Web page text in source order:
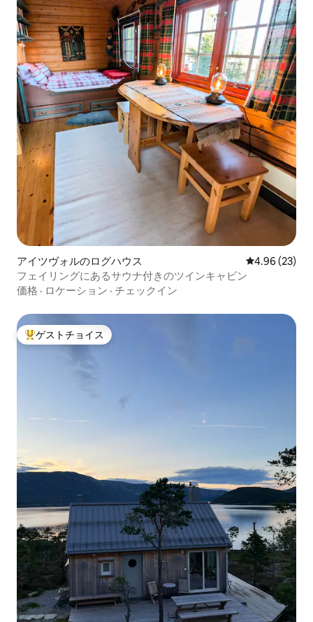
アイツヴォルのログハウス レビュー23
4.96 (23)
フェイリングにあるサウナ付きのツインキャビン
価格 · ロケーション · チェックイン
大好評のゲストチョイスです。
ゲストチョイス